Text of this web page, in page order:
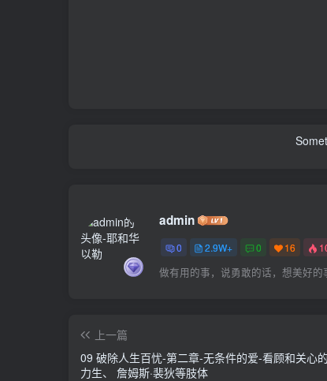
admin
0 2.9W+ 0 16
做有用的事，说勇敢的话，想美好的
上一篇
09 破除人生百忧-第二章-无条件的爱-看顾和关心
力生、 詹姆斯·裴狄等肢体